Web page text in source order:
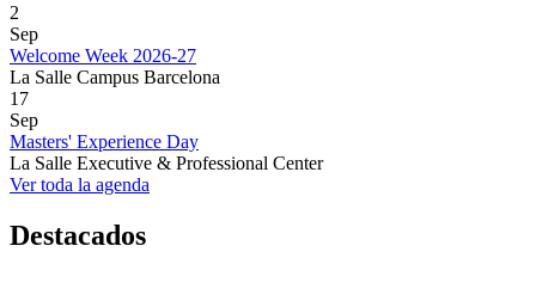
2
Sep
Welcome Week 2026-27
La Salle Campus Barcelona
17
Sep
Masters' Experience Day
La Salle Executive & Professional Center
Ver toda la agenda
Destacados